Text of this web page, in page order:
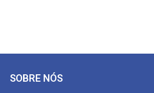
SOBRE NÓS